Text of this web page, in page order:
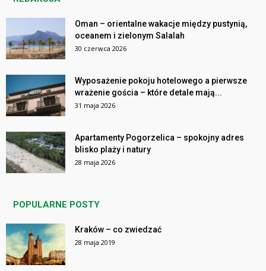
Oman – orientalne wakacje między pustynią,
oceanem i zielonym Salalah
30 czerwca 2026
Wyposażenie pokoju hotelowego a pierwsze
wrażenie gościa – które detale mają...
31 maja 2026
Apartamenty Pogorzelica – spokojny adres
blisko plaży i natury
28 maja 2026
POPULARNE POSTY
Kraków – co zwiedzać
28 maja 2019